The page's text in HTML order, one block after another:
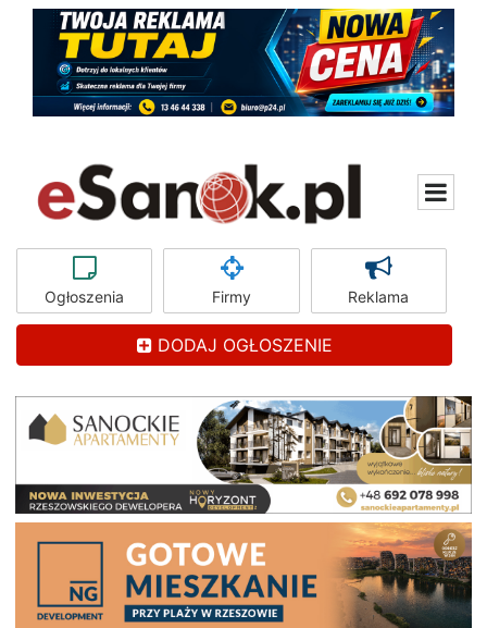
Ogłoszenia Firmy Reklama
DODAJ OGŁOSZENIE